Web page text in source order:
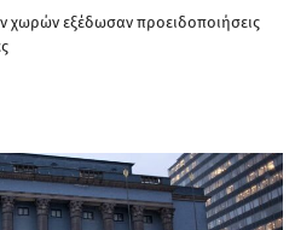
χωρών εξέδωσαν προειδοποιήσεις